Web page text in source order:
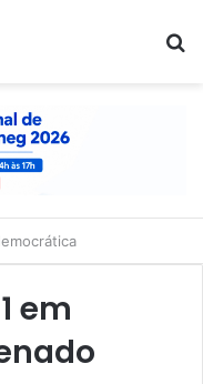
em